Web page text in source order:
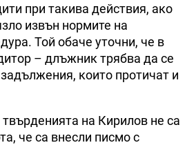
при такива действия, ако
извън нормите на
Той обаче уточни, че в
– длъжник трябва да се
които протичат и
на Кирилов не са
че са внесли писмо с